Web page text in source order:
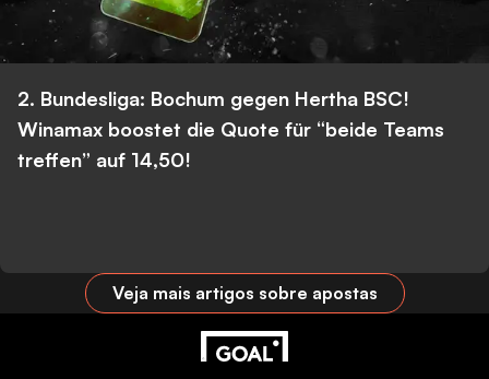
2. Bundesliga: Bochum gegen Hertha BSC!
Winamax boostet die Quote für “beide Teams
treffen” auf 14,50!
Veja mais artigos sobre apostas